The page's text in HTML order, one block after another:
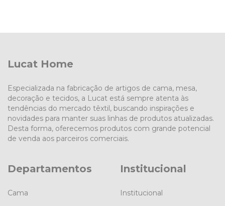
Lucat Home
Especializada na fabricação de artigos de cama, mesa,
decoração e tecidos, a Lucat está sempre atenta às
tendências do mercado têxtil, buscando inspirações e
novidades para manter suas linhas de produtos atualizadas.
Desta forma, oferecemos produtos com grande potencial
de venda aos parceiros comerciais.
Departamentos
Cama
Institucional
Institucional